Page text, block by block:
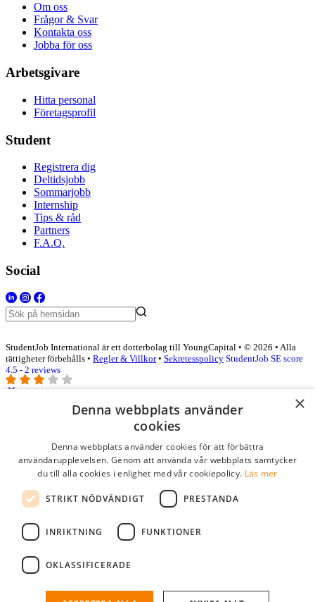
Om oss
Frågor & Svar
Kontakta oss
Jobba för oss
Arbetsgivare
Hitta personal
Företagsprofil
Student
Registrera dig
Deltidsjobb
Sommarjobb
Internship
Tips & råd
Partners
F.A.Q.
Social
StudentJob International är ett dotterbolag till YoungCapital • © 2026 • Alla
rättigheter förbehålls • Regler & Villkor• Sekretesspolicy StudentJob SE score
4.5 - 2 reviews
Lösenord
kom ihåg mig
logga in
Kostnadsfri företagsprofil
och söka efter passande kandidater till ditt företag.
×
Denna webbplats använder
cookies
Denna webbplats använder cookies för att förbättra
användarupplevelsen. Genom att använda vår webbplats samtycker
du till alla cookies i enlighet med vår cookiepolicy. Läs mer
STRIKT NÖDVÄNDIGT PRESTANDA
INRIKTNING FUNKTIONER
OKLASSIFICERADE